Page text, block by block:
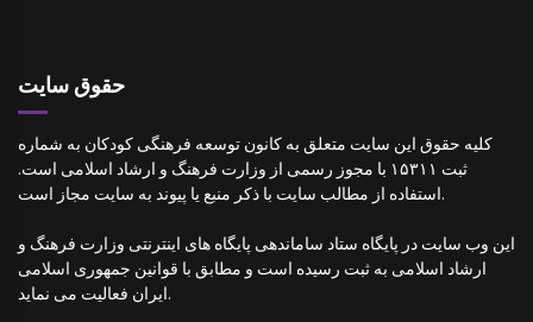
حقوق سایت
کلیه حقوق این سایت متعلق به کانون توسعه فرهنگی کودکان به شماره
ثبت ۱۵۳۱۱ با مجوز رسمی از وزارت فرهنگ و ارشاد اسلامی است.
استفاده از مطالب سایت با ذکر منبع یا پیوند به سایت مجاز است.
این وب سایت در پایگاه ستاد ساماندهی پایگاه های اینترنتی وزارت فرهنگ و
ارشاد اسلامی به ثبت رسیده است و مطابق با قوانین جمهوری اسلامی
ایران فعالیت می نماید.